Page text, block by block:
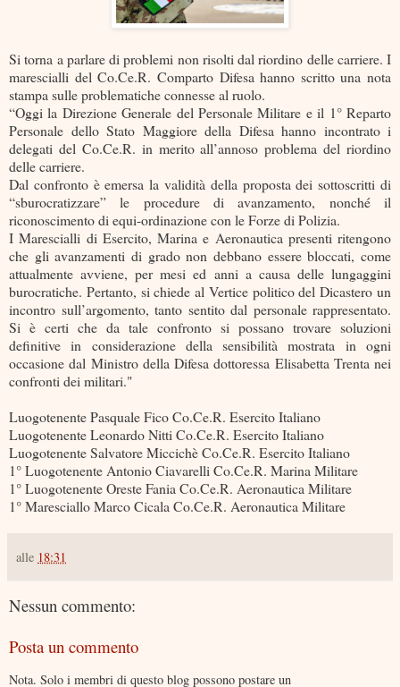
Si torna a parlare di problemi non risolti dal riordino delle carriere. I
marescialli del Co.Ce.R. Comparto Difesa hanno scritto una nota
stampa sulle problematiche connesse al ruolo.
“Oggi la Direzione Generale del Personale Militare e il 1° Reparto
Personale dello Stato Maggiore della Difesa hanno incontrato i
delegati del Co.Ce.R. in merito all’annoso problema del riordino
delle carriere.
Dal confronto è emersa la validità della proposta dei sottoscritti di
“sburocratizzare” le procedure di avanzamento, nonché il
riconoscimento di equi-ordinazione con le Forze di Polizia.
I Marescialli di Esercito, Marina e Aeronautica presenti ritengono
che gli avanzamenti di grado non debbano essere bloccati, come
attualmente avviene, per mesi ed anni a causa delle lungaggini
burocratiche. Pertanto, si chiede al Vertice politico del Dicastero un
incontro sull’argomento, tanto sentito dal personale rappresentato.
Si è certi che da tale confronto si possano trovare soluzioni
definitive in considerazione della sensibilità mostrata in ogni
occasione dal Ministro della Difesa dottoressa Elisabetta Trenta nei
confronti dei militari."
Luogotenente Pasquale Fico Co.Ce.R. Esercito Italiano
Luogotenente Leonardo Nitti Co.Ce.R. Esercito Italiano
Luogotenente Salvatore Miccichè Co.Ce.R. Esercito Italiano
1° Luogotenente Antonio Ciavarelli Co.Ce.R. Marina Militare
1° Luogotenente Oreste Fania Co.Ce.R. Aeronautica Militare
1° Maresciallo Marco Cicala Co.Ce.R. Aeronautica Militare
alle 18:31
Nessun commento:
Posta un commento
Nota. Solo i membri di questo blog possono postare un